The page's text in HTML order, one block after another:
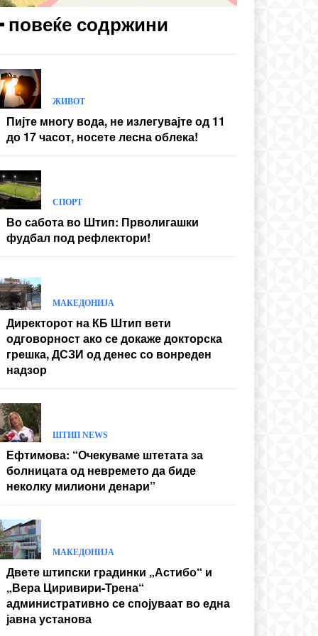
повеќе содржини
ЖИВОТ
Пијте многу вода, не излегувајте од 11
до 17 часот, носете лесна облека!
СПОРТ
Во сабота во Штип: Прволигашки
фудбал под рефлектори!
МАКЕДОНИЈА
Директорот на КБ Штип вети
одговорност ако се докаже докторска
грешка, ДСЗИ од денес со вонреден
надзор
ШТИП NEWS
Ефтимова: “Очекуваме штетата за
болницата од невремето да биде
неколку милиони денари”
МАКЕДОНИЈА
Двете штипски градинки „Астибо“ и
„Вера Циривири-Трена“
административно се спојуваат во една
јавна установа